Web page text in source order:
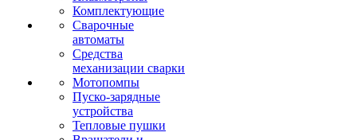
Комплектующие
Сварочные
автоматы
Средства
механизации сварки
Мотопомпы
Пуско-зарядные
устройства
Тепловые пушки